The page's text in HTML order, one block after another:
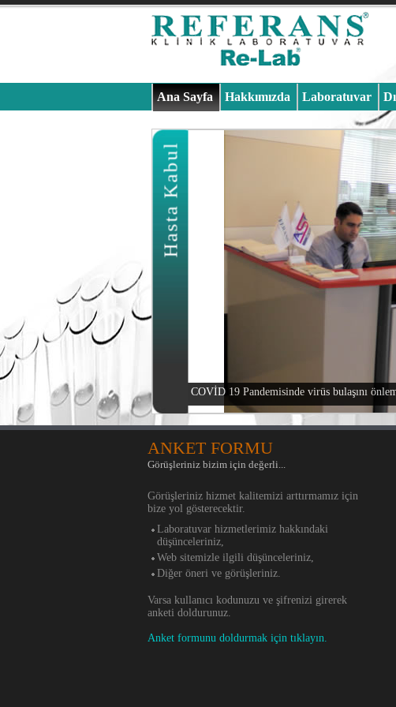
Ana Sayfa Hakkımızda Laboratuvar
Hasta Kabul
COVİD 19 Pandemisinde virüs bulaşını
ANKET FORMU
Görüşleriniz bizim için değerli...
Görüşleriniz hizmet kalitemizi arttırmamız için
bize yol gösterecektir.
Laboratuvar hizmetlerimiz hakkındaki
düşünceleriniz,
Web sitemizle ilgili düşünceleriniz,
Diğer öneri ve görüşleriniz.
Varsa kullanıcı kodunuzu ve şifrenizi girerek
anketi doldurunuz.
Anket formunu doldurmak için tıklayın.